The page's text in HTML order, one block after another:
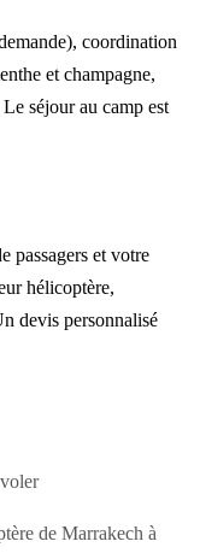
coordination
et champagne,
séjour au camp est
passagers et votre
hélicoptère,
devis personnalisé
de Marrakech à